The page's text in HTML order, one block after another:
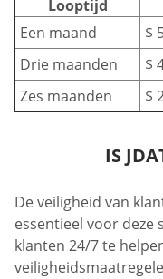
Looptijd
Een maand
$
Drie maanden
$
Zes maanden
$
IS
De veiligheid van
essentieel voor deze
klanten 24/7 te